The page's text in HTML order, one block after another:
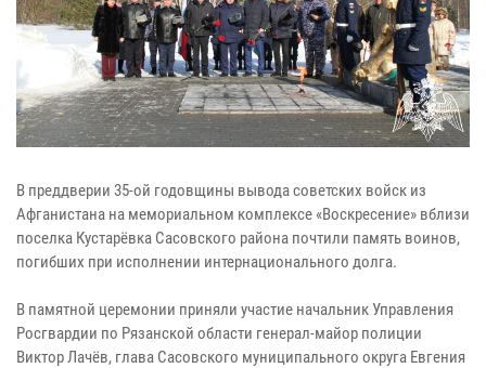
В преддверии 35-ой годовщины вывода советских войск из
Афганистана на мемориальном комплексе «Воскресение» вблизи
поселка Кустарёвка Сасовского района почтили память воинов,
погибших при исполнении интернационального долга.
В памятной церемонии приняли участие начальник Управления
Росгвардии по Рязанской области генерал-майор полиции
Виктор Лачёв, глава Сасовского муниципального округа Евгения